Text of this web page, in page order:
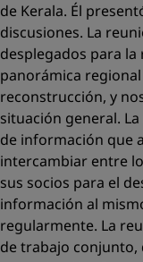
de Kerala. Él
discusiones. La
desplegados para
panorámica
reconstrucción, y
situación general.
de información que
intercambiar entre
sus socios para el
información al
regularmente. La
de trabajo conjunto,